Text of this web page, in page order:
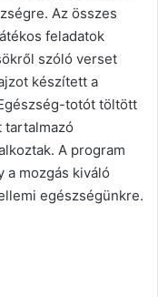
Az összes
feladatok
szóló verset
készített a
totót töltött
tartalmazó
A program
a mozgás kiváló
egészségünkre.